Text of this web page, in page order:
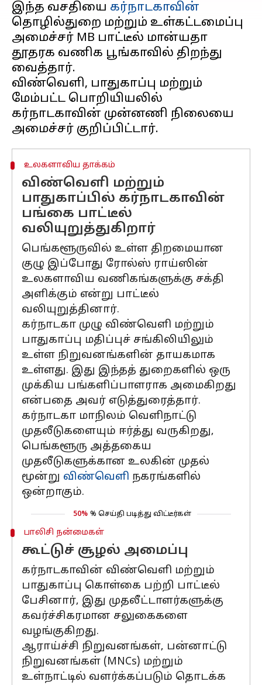
இந்த வசதியை கர்நாடகாவின்
தொழில்துறை மற்றும் உள்கட்டமைப்பு
அமைச்சர் MB பாட்டீல் மான்யதா
தூதரக வணிக பூங்காவில் திறந்து
வைத்தார்.
விண்வெளி, பாதுகாப்பு மற்றும்
மேம்பட்ட பொறியியலில்
கர்நாடகாவின் முன்னணி நிலையை
உலகளாவிய தாக்கம்
விண்வெளி மற்றும்
பாதுகாப்பில் கர்நாடகாவின்
பங்கை பாட்டீல்
வலியுறுத்துகிறார்
பெங்களூருவில் உள்ள திறமையான
குழு இப்போது ரோல்ஸ் ராய்ஸின்
உலகளாவிய வணிகங்களுக்கு சக்தி
அளிக்கும் என்று பாட்டீல்
வலியுறுத்தினார்.
கர்நாடகா முழு விண்வெளி மற்றும்
பாதுகாப்பு மதிப்புச் சங்கிலியிலும்
உள்ள நிறுவனங்களின் தாயகமாக
உள்ளது. இது இந்தத் துறைகளில் ஒரு
முக்கிய பங்களிப்பாளராக அமைகிறது
என்பதை அவர் எடுத்துரைத்தார்.
கர்நாடகா மாநிலம் வெளிநாட்டு
முதலீடுகளையும் ஈர்த்து வருகிறது,
பெங்களூரு அத்தகைய
முதலீடுகளுக்கான உலகின் முதல்
மூன்று விண்வெளி நகரங்களில்
ஒன்றாகும்.
50% % செய்தி படித்து விட்டீர்கள்
பாலிசி நன்மைகள்
கூட்டுச் சூழல் அமைப்பு
கர்நாடகாவின் விண்வெளி மற்றும்
பாதுகாப்பு கொள்கை பற்றி பாட்டீல்
பேசினார், இது முதலீட்டாளர்களுக்கு
கவர்ச்சிகரமான சலுகைகளை
வழங்குகிறது.
ஆராய்ச்சி நிறுவனங்கள், பன்னாட்டு
நிறுவனங்கள் (MNCs) மற்றும்
உள்நாட்டில் வளர்க்கப்படும் தொடக்க